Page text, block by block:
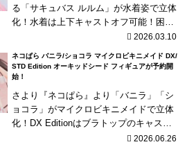
る「サキュバス ルルム」が水着姿で立体
化！水着は上下キャストオフ可能！困り
2026.03.10
ネコぱら バニラ/ショコラ マイクロビキニメイド DX/
STD Edition オーキッドシード フィギュアが予約開
始！
さより『ネコぱら』より「バニラ」「シ
ョコラ」がマイクロビキニメイドで立体
化！DX Editionはブラトップのキャスト
2026.06.26